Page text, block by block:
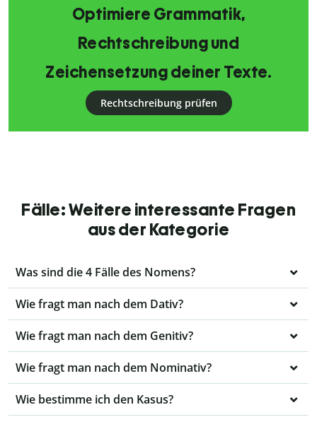
Optimiere Grammatik,
Rechtschreibung und
Zeichensetzung deiner Texte.
Rechtschreibung prüfen
Fälle: Weitere interessante Fragen
aus der Kategorie
Was sind die 4 Fälle des Nomens?
Wie fragt man nach dem Dativ?
Wie fragt man nach dem Genitiv?
Wie fragt man nach dem Nominativ?
Wie bestimme ich den Kasus?